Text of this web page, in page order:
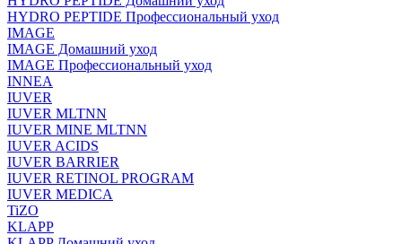
HYDRO PEPTIDE Профессиональный уход
IMAGE
IMAGE Домашний уход
IMAGE Профессиональный уход
INNEA
IUVER
IUVER MLTNN
IUVER MINE MLTNN
IUVER ACIDS
IUVER BARRIER
IUVER RETINOL PROGRAM
IUVER MEDICA
TiZO
KLAPP